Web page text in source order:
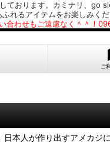
おります。カミナリ、
れるアイテムをお楽しみくだ
合わせもご遠慮なく＾＾！
ご
本人が作り出すアメカ